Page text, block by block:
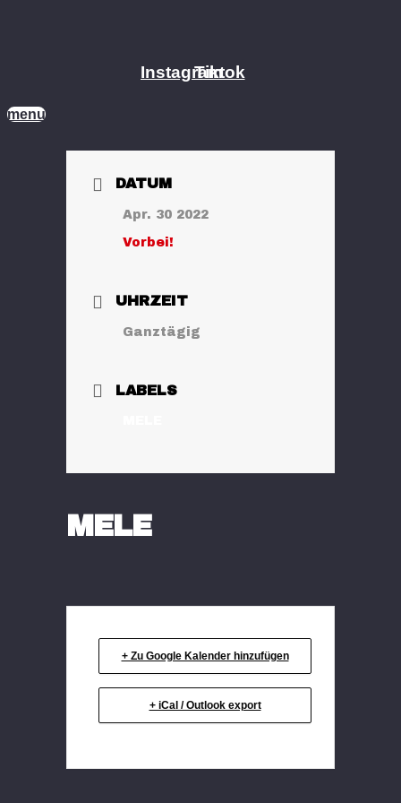
Instagram
Tiktok
menu
DATUM
Apr. 30 2022
Vorbei!
UHRZEIT
Ganztägig
LABELS
MELE
+ Zu Google Kalender hinzufügen
+ iCal / Outlook export